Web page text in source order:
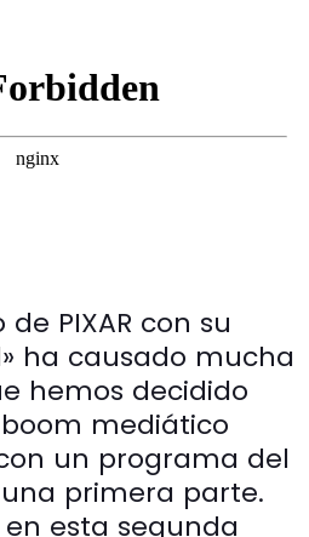
PIXAR con su
ha causado mucha
hemos decidido
mediático
un programa del
primera parte.
esta segunda